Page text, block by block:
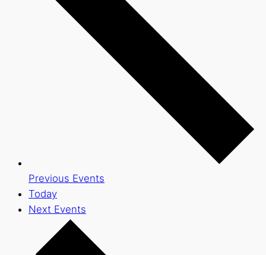
Previous Events
Today
Next Events